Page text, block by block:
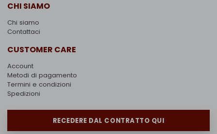
CHI SIAMO
Chi siamo
Contattaci
CUSTOMER CARE
Account
Metodi di pagamento
Termini e condizioni
Spedizioni
RECEDERE DAL CONTRATTO QUI